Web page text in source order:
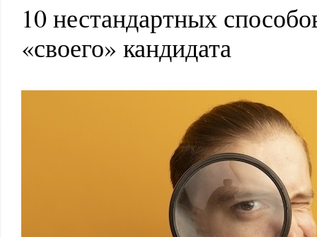
10 нестандартных
«своего» кандидата